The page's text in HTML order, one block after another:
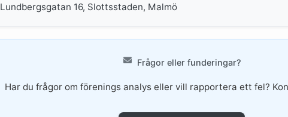
Lundbergsgatan 16, Slottsstaden, Malmö
Frågor eller funderingar?
Har du frågor om förenings analys eller vill rapportera ett fel?